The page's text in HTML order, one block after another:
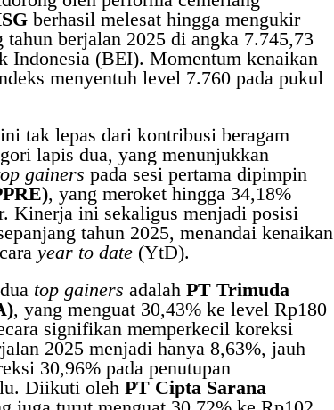
berhasil melesat hingga mengukir
berjalan 2025 di angka 7.745,73
Indonesia (BEI). Momentum kenaikan
menyentuh level 7.760 pada pukul
tak lepas dari kontribusi beragam
lapis dua, yang menunjukkan
gainers pada sesi pertama dipimpin
, yang meroket hingga 34,18%
Kinerja ini sekaligus menjadi posisi
tahun 2025, menandai kenaikan
year to date(YtD).
top gainers adalah PT Trimuda
, yang menguat 30,43% ke level Rp180
signifikan memperkecil koreksi
2025 menjadi hanya 8,63%, jauh
30,96% pada penutupan
Diikuti oleh PT Cipta Sarana